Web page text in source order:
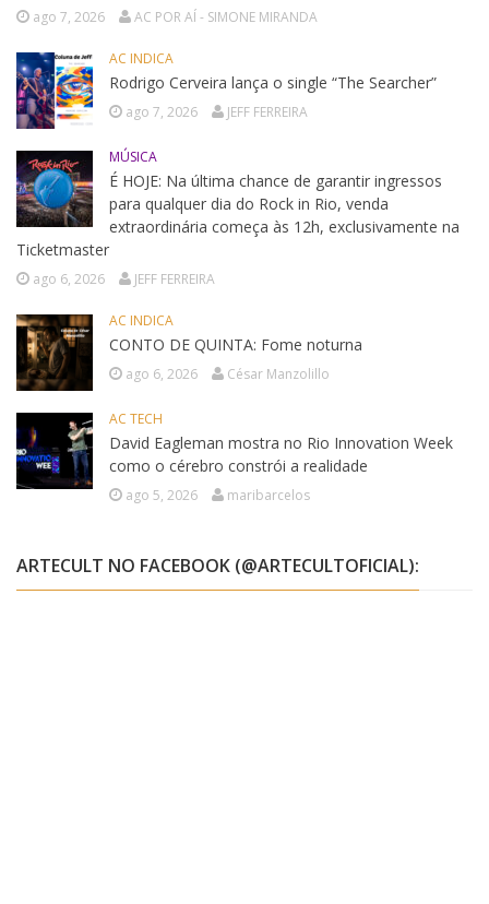
ago 7, 2026 AC POR AÍ - SIMONE MIRANDA
AC INDICA
Rodrigo Cerveira lança o single “The Searcher”
ago 7, 2026 JEFF FERREIRA
MÚSICA
É HOJE: Na última chance de garantir ingressos
para qualquer dia do Rock in Rio, venda
extraordinária começa às 12h, exclusivamente na
Ticketmaster
ago 6, 2026 JEFF FERREIRA
AC INDICA
CONTO DE QUINTA: Fome noturna
ago 6, 2026 César Manzolillo
AC TECH
David Eagleman mostra no Rio Innovation Week
como o cérebro constrói a realidade
ago 5, 2026 maribarcelos
ARTECULT NO FACEBOOK (@ARTECULTOFICIAL):